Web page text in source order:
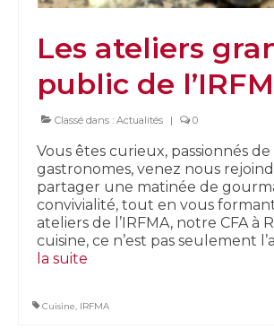
Les ateliers
public de
Classé dans : Actualités | 0
Vous êtes curieux, passionnés
gastronomes, venez nous
partager une matinée de
convivialité, tout en vous
ateliers de l’IRFMA, notre CFA à
cuisine, ce n’est pas seulement
la suite­­
Cuisine, IRFMA